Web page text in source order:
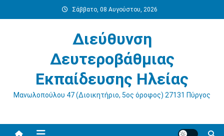
στο
Σάββατο, 08 Αυγούστου, 2026
Διεύθυνση
Δευτεροβάθμιας
Εκπαίδευσης Ηλείας
Μανωλοπούλου 47 (Διοικητήριο, 5ος όροφος) 27131 Πύργος